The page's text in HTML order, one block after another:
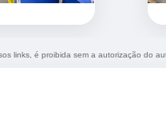
links, é proibida sem a autorização do